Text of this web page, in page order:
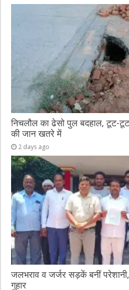
निचलौल का ढेसो पुल बदहाल, टूट-
की जान खतरे में
2 days ago
जलभराव व जर्जर सड़कें बनीं परेशानी,
गुहार